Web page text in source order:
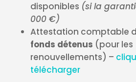
disponibles (si la
000 €)
Attestation comptable
fonds détenus (pour les
renouvellements) –
télécharger